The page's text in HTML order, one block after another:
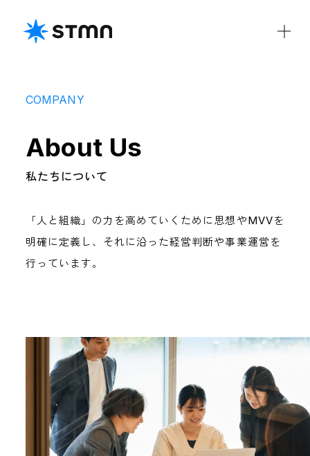
私たちについて会社概要役員紹介
財務ハイライト
SERVICE
CULTURE
COMPANY
About Us
私たちについて
「人と組織」の力を高めていくために思想やMVVを
明確に定義し、それに沿った経営判断や事業運営を
行っています。